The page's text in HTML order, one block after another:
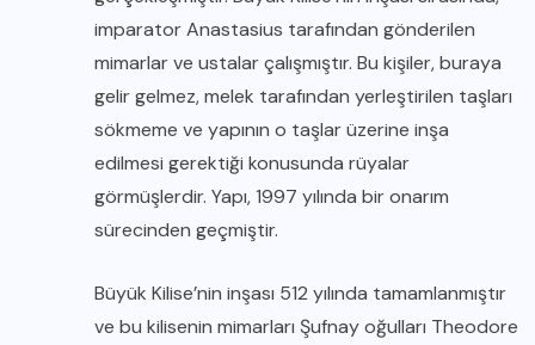
imparator Anastasius tarafından gönderilen
mimarlar ve ustalar çalışmıştır. Bu kişiler, buraya
gelir gelmez, melek tarafından yerleştirilen taşları
sökmeme ve yapının o taşlar üzerine inşa
edilmesi gerektiği konusunda rüyalar
görmüşlerdir. Yapı, 1997 yılında bir onarım
sürecinden geçmiştir.
Büyük Kilise’nin inşası 512 yılında tamamlanmıştır
ve bu kilisenin mimarları Şufnay oğulları Theodore